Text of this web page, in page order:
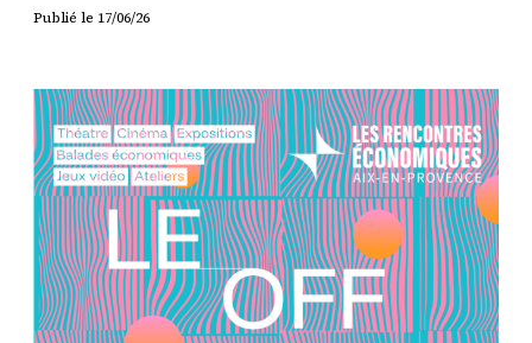
Publié le 17/06/26